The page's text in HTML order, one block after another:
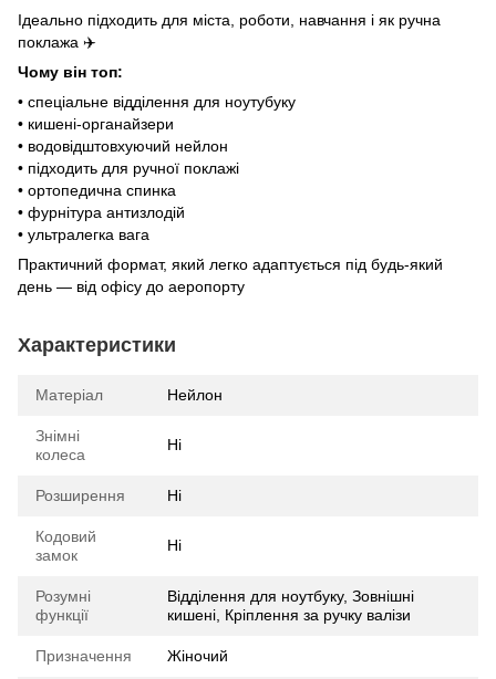
Ідеально підходить для міста, роботи, навчання і як ручна
поклажа ✈️
Чому він топ:
• спеціальне відділення для ноутубуку
• кишені-органайзери
• водовідштовхуючий нейлон
• підходить для ручної поклажі
• ортопедична спинка
• фурнітура антизлодій
• ультралегка вага
Практичний формат, який легко адаптується під будь-який
день — від офісу до аеропорту
Характеристики
Матеріал Нейлон
Знімні
колеса
Ні
Розширення Ні
Кодовий
замок
Ні
Розумні
функції
Відділення для ноутбуку, Зовнішні
кишені, Кріплення за ручку валізи
Призначення Жіночий